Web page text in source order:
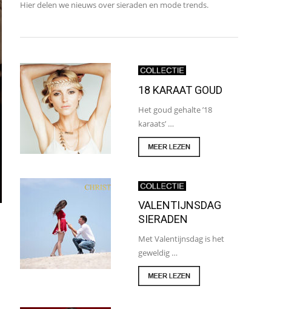
Hier delen we nieuws over sieraden en mode trends.
18 KARAAT GOUD
Het goud gehalte ’18
karaats’ …
VALENTIJNSDAG
SIERADEN
Met Valentijnsdag is het
geweldig …